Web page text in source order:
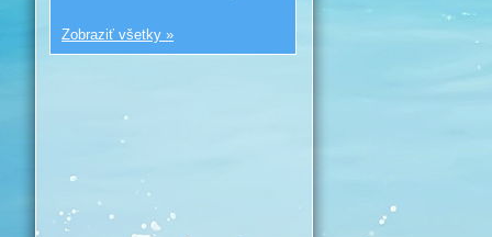
Zobraziť všetky »